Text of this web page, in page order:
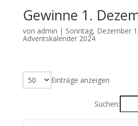
Gewinne 1.
von admin | Sonntag, Dezember
Adventskalender 2024
Einträge anzeigen
Suchen: